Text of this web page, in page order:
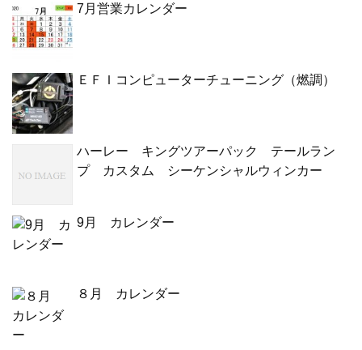
7月営業カレンダー
ＥＦＩコンピューターチューニング（燃調）
ハーレー キングツアーパック テールラン
プ カスタム シーケンシャルウィンカー
9月 カレンダー
８月 カレンダー